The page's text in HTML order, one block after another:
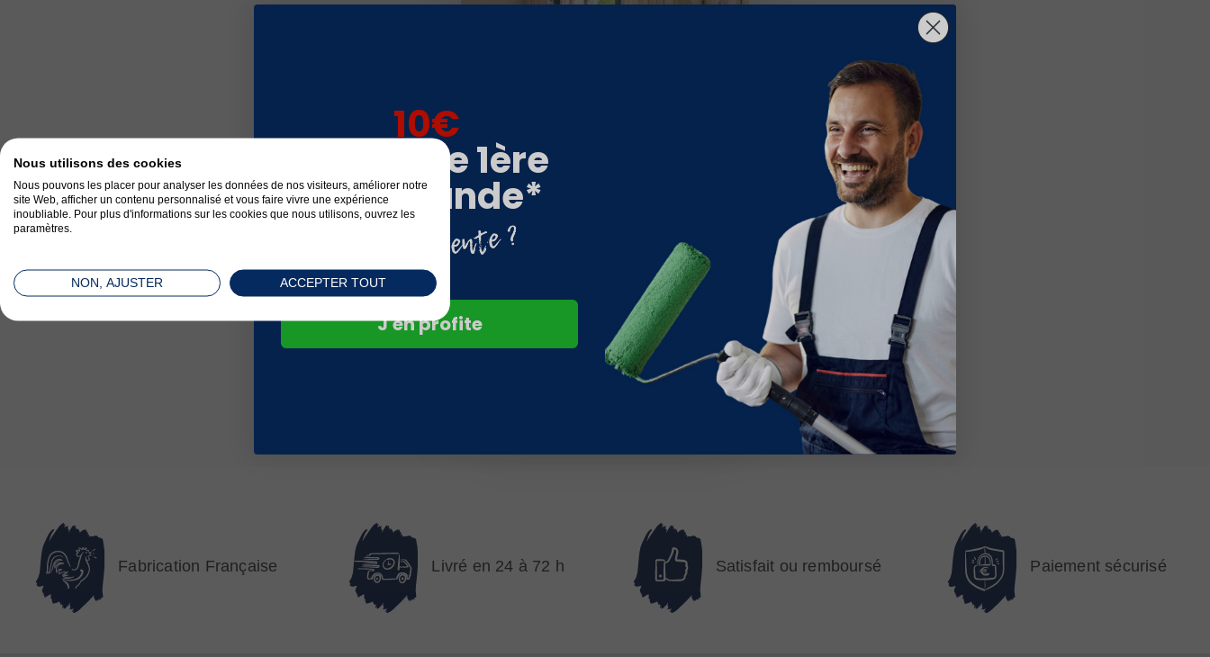
Peindre une chambre d'enfant
La mise en peinture d'une chambre pour
bébé doit se faire avec une peinture sans
COV et sans odeur. avec lapeinture métal
par exemple si vous optez pour une
Fabrication Française Livré en 24 à 72 h Satisfait ou remboursé Paiement sécurisé
Nous utilisons des cookies
Nous pouvons les placer pour analyser les données de nos visiteurs, améliorer notre
site Web, afficher un contenu personnalisé et vous faire vivre une expérience
inoubliable. Pour plus d'informations sur les cookies que nous utilisons, ouvrez les
paramètres.
ACCEPTER TOUT
NON, AJUSTER
10€
sur votre 1ère
commande*
J'en profite